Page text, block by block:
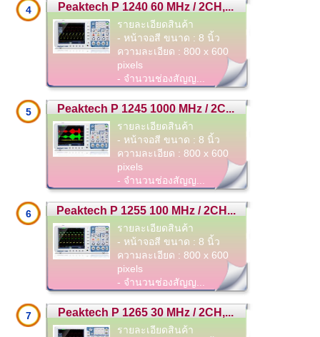
4 Peaktech P 1240 60 MHz / 2CH,...
รายละเอียดสินค้า
- หน้าจอสี ขนาด : 8 นิ้ว
ความละเอียด : 800 x 600
pixels
- จำนวนช่องสัญญ...
5 Peaktech P 1245 1000 MHz / 2C...
รายละเอียดสินค้า
- หน้าจอสี ขนาด : 8 นิ้ว
ความละเอียด : 800 x 600
pixels
- จำนวนช่องสัญญ...
6 Peaktech P 1255 100 MHz / 2CH...
รายละเอียดสินค้า
- หน้าจอสี ขนาด : 8 นิ้ว
ความละเอียด : 800 x 600
pixels
- จำนวนช่องสัญญ...
7 Peaktech P 1265 30 MHz / 2CH,...
รายละเอียดสินค้า